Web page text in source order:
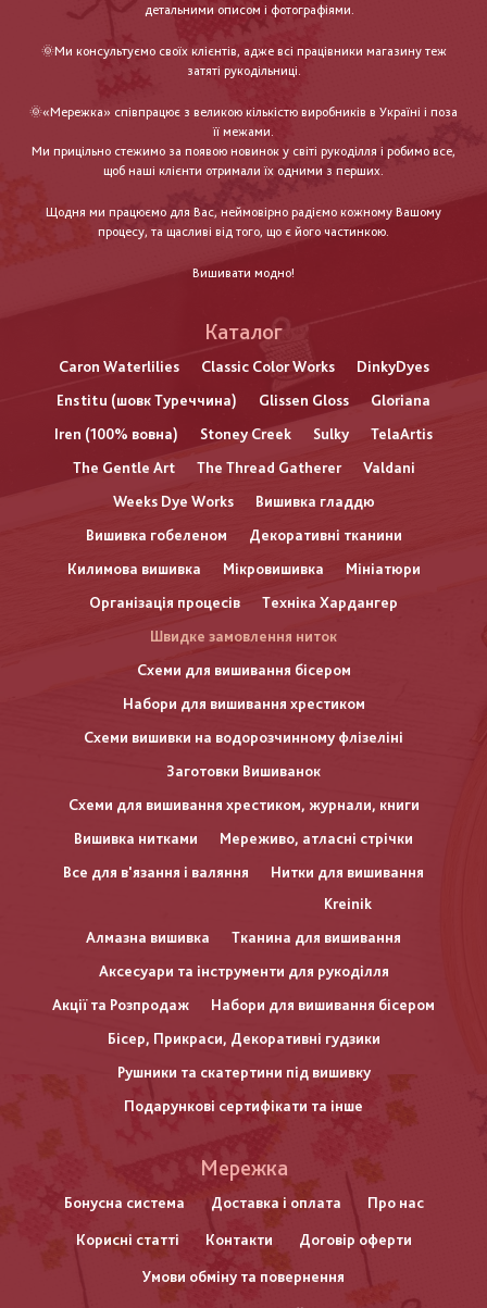
детальними описом і фотографіями.
🌞Ми консультуємо своїх клієнтів, адже всі працівники магазину теж
затяті рукодільниці.
🌞«Мережка» співпрацює з великою кількістю виробників в Україні і поза
її межами.
Ми прицільно стежимо за появою новинок у світі рукоділля і робимо все,
щоб наші клієнти отримали їх одними з перших.
Щодня ми працюємо для Вас, неймовірно радіємо кожному Вашому
процесу, та щасливі від того, що є його частинкою.
Вишивати модно!
Каталог
Caron Waterlilies Classic Color Works
DinkyDyes
Enstitu (шовк Туреччина)
Glissen Gloss
Gloriana
Iren (100% вовна)
Stoney Creek Sulky
TelaArtis
The Gentle Art
The Thread Gatherer
Valdani
Weeks Dye Works
Вишивка гладдю
Вишивка гобеленом
Декоративні тканини
Килимова вишивка
Мікровишивка
Мініатюри
Організація процесів
Техніка Хардангер
Швидке замовлення ниток
Схеми для вишивання бісером
Набори для вишивання хрестиком
Схеми вишивки на водорозчинному флізеліні
Заготовки Вишиванок
Схеми для вишивання хрестиком, журнали, книги
Вишивка нитками
Мереживо, атласні стрічки
Все для в'язання і валяння
Нитки для вишивання
Kreinik
Алмазна вишивка
Тканина для вишивання
Аксесуари та інструменти для рукоділля
Акції та Розпродаж
Набори для вишивання бісером
Бісер, Прикраси, Декоративні гудзики
Рушники та скатертини під вишивку
Подарункові сертифікати та інше
нижнього
колонтитулу
Мережка
Бонусна система Доставка і оплата Про нас
Корисні статті Контакти Договір оферти
Умови обміну та повернення